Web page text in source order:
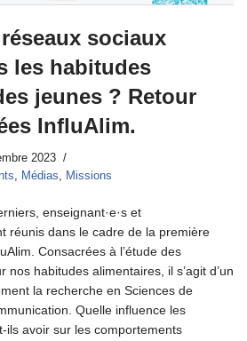
sociaux
les habitudes
jeunes ? Retour
InfluAlim.
2023
, Médias, Missions
enseignant·e·s et
réunis dans le cadre de la première
Consacrées à l’étude des
nos habitudes alimentaires, il s’agit d’un
la recherche en Sciences de
Quelle influence les
ils avoir sur les comportements